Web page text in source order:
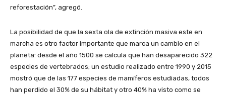
reforestación”, agregó.
La posibilidad de que la sexta ola de extinción masiva este en
marcha es otro factor importante que marca un cambio en el
planeta: desde el año 1500 se calcula que han desaparecido 322
especies de vertebrados; un estudio realizado entre 1990 y 2015
mostró que de las 177 especies de mamíferos estudiadas, todos
han perdido el 30% de su hábitat y otro 40% ha visto como se